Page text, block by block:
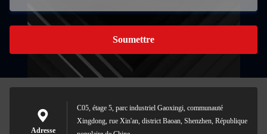
Soumettre
Adresse
C05, étage 5, parc industriel Gaoxingi, communauté
Xingdong, rue Xin'an, district Baoan, Shenzhen, République